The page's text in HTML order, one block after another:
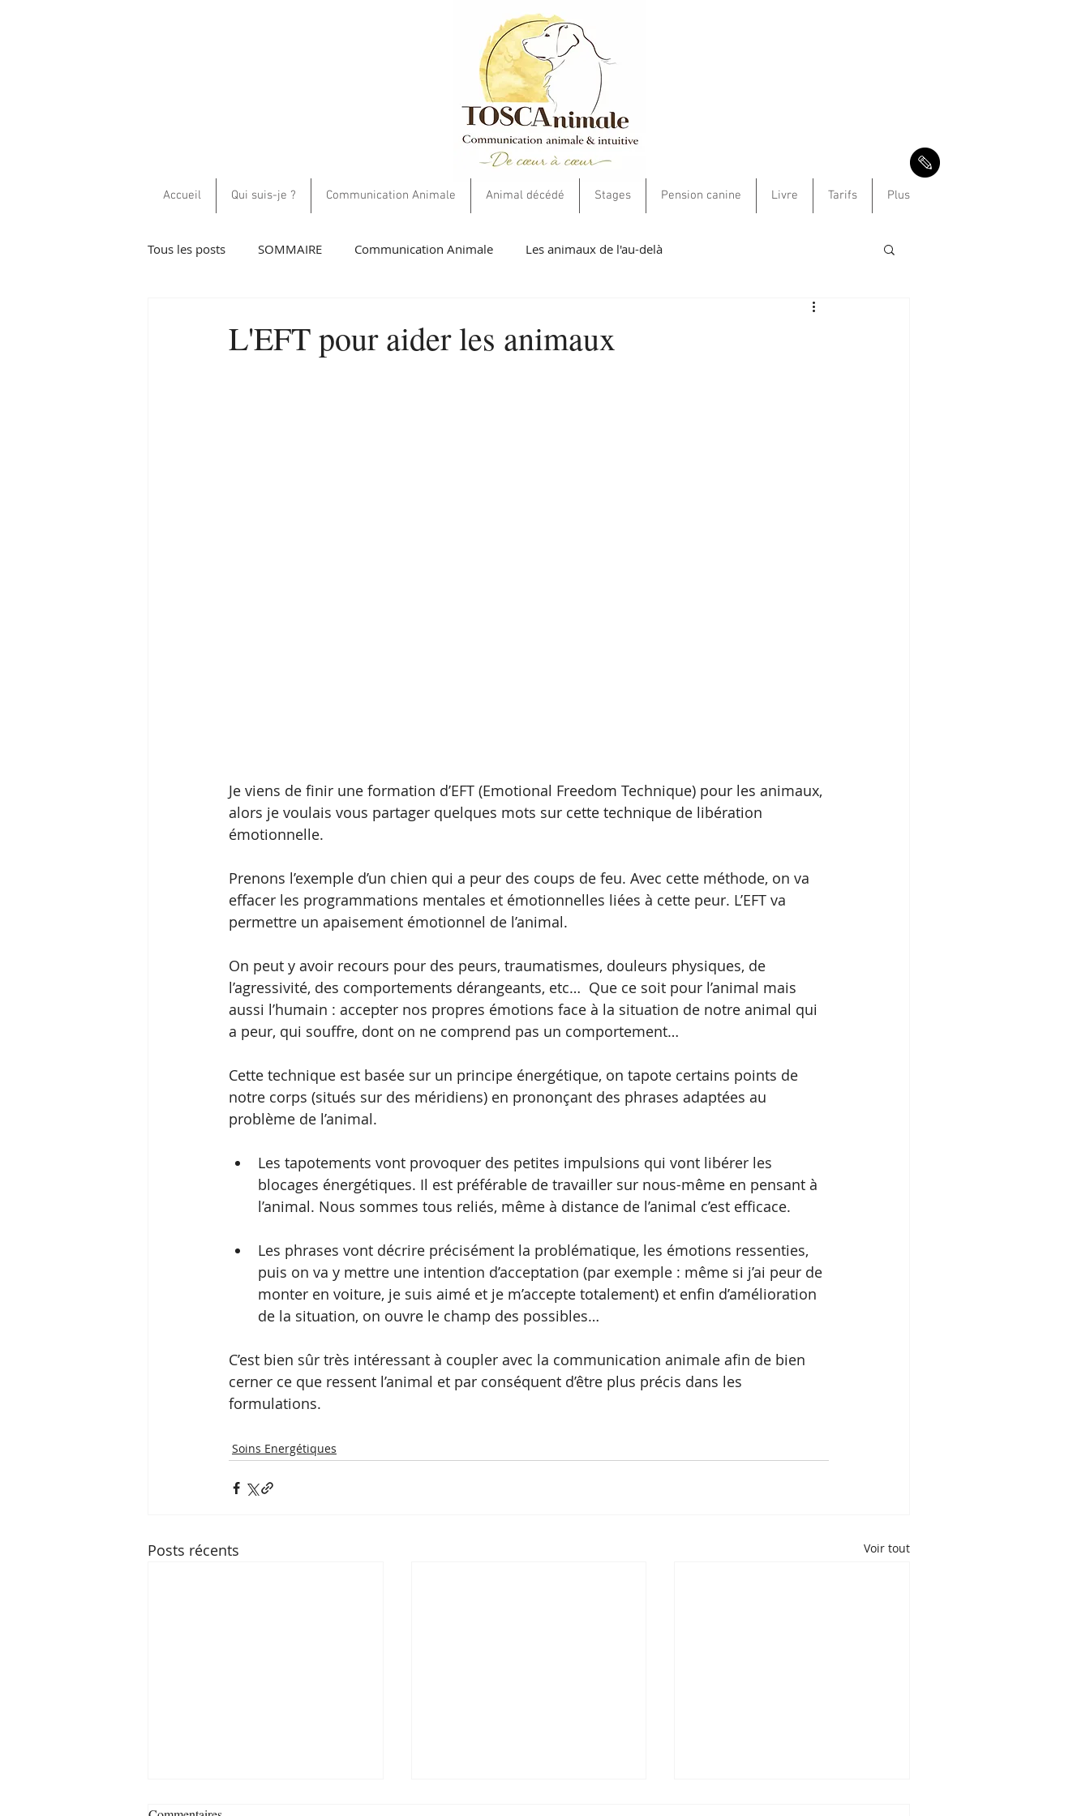
Accueil Qui suis-je ? Communication Animale Animal décédé Stages Pension canine Livre Tarifs Plus
Tous les posts SOMMAIRE Communication Animale Les animaux de l'au-delà
L'EFT pour aider les animaux
Je viens de finir une formation d’EFT (Emotional Freedom Technique) pour les animaux,
alors je voulais vous partager quelques mots sur cette technique de libération
émotionnelle.
Prenons l’exemple d’un chien qui a peur des coups de feu. Avec cette méthode, on va
effacer les programmations mentales et émotionnelles liées à cette peur. L’EFT va
permettre un apaisement émotionnel de l’animal.
On peut y avoir recours pour des peurs, traumatismes, douleurs physiques, de
l’agressivité, des comportements dérangeants, etc…  Que ce soit pour l’animal mais
aussi l’humain : accepter nos propres émotions face à la situation de notre animal qui
a peur, qui souffre, dont on ne comprend pas un comportement…
Cette technique est basée sur un principe énergétique, on tapote certains points de
notre corps (situés sur des méridiens) en prononçant des phrases adaptées au
problème de l’animal.
Les tapotements vont provoquer des petites impulsions qui vont libérer les
blocages énergétiques. Il est préférable de travailler sur nous-même en pensant à
l’animal. Nous sommes tous reliés, même à distance de l’animal c’est efficace.
Les phrases vont décrire précisément la problématique, les émotions ressenties,
puis on va y mettre une intention d’acceptation (par exemple : même si j’ai peur de
monter en voiture, je suis aimé et je m’accepte totalement) et enfin d’amélioration
de la situation, on ouvre le champ des possibles…
C’est bien sûr très intéressant à coupler avec la communication animale afin de bien
cerner ce que ressent l’animal et par conséquent d’être plus précis dans les
formulations.
Soins Energétiques
Posts récents Voir tout